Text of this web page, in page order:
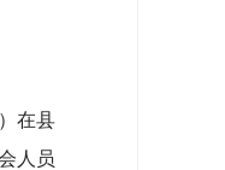
在县
人员